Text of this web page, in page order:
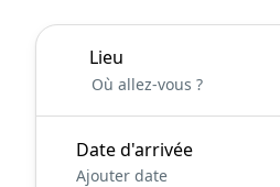
Lieu
Date d'arrivée
Ajouter date